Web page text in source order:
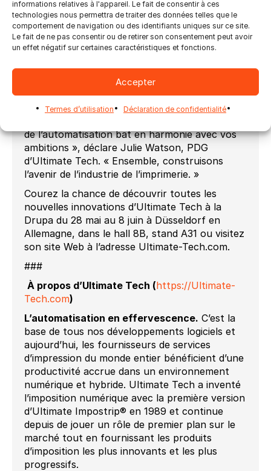
informations relatives à l'appareil. Le fait de consentir à ces
technologies nous permettra de traiter des données telles que le
comportement de navigation ou des identifiants uniques sur ce site.
Le fait de ne pas consentir ou de retirer son consentement peut avoir
un effet négatif sur certaines caractéristiques et fonctions.
Accepter
Termes d’utilisation Déclaration de confidentialité
plus que de simples prestataires, l’équipe
d’experts d’Ultimate Tech est un partenaire de
progrès et engagé auprès de l’industrie de
l’imprimerie. En tirant parti à la fois des
productivité de PSP ne se contentera pas
de l’automatisation bat en harmonie avec vos
ambitions », déclare Julie Watson, PDG
d’Ultimate Tech. « Ensemble, construisons
l’avenir de l’industrie de l’imprimerie. »
Courez la chance de découvrir toutes les
nouvelles innovations d’Ultimate Tech à la
Drupa du 28 mai au 8 juin à Düsseldorf en
Allemagne, dans le hall 8B, stand A31 ou visitez
son site Web à l’adresse Ultimate-Tech.com.
###
À propos d’Ultimate Tech (https://Ultimate-
Tech.com)
L’automatisation en effervescence. C’est la
base de tous nos développements logiciels et
aujourd’hui, les fournisseurs de services
d’impression du monde entier bénéficient d’une
productivité accrue dans un environnement
numérique et hybride. Ultimate Tech a inventé
l’imposition numérique avec la première version
d’Ultimate Impostrip® en 1989 et continue
depuis de jouer un rôle de premier plan sur le
marché tout en fournissant les produits
d’imposition les plus innovants et les plus
progressifs.